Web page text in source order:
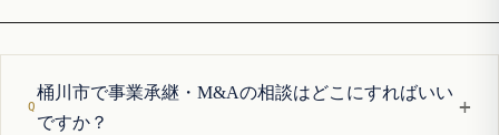
桶川市で事業承継・M&Aの相談はどこにすればいい
ですか？
+